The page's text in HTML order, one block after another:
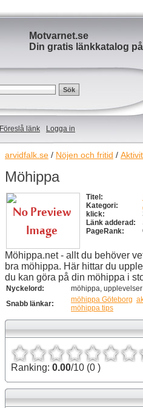
Motvarnet.se
Din gratis länkkatalog
Föreslå länk Logga in
arvidfalk.se / Nöjen och fritid /
Möhippa
Titel:
Kategori:
klick:
Länk adderad:
PageRank:
Möhippa.net - allt du behöver
bra möhippa. Här hittar du
du kan göra på din möhippa i
Nyckelord:
möhippa, upplevelser
Snabb länkar:
möhippa Göteborg
möhippa tips
Ranking: 0.00/10 (0 )